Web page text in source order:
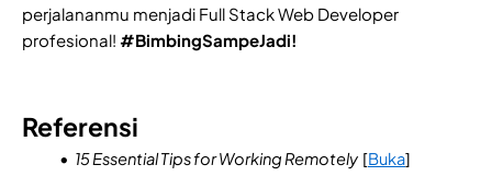
perjalananmu menjadi Full Stack Web Developer
profesional! #BimbingSampeJadi!
Referensi
15 Essential Tips for Working Remotely [Buka]